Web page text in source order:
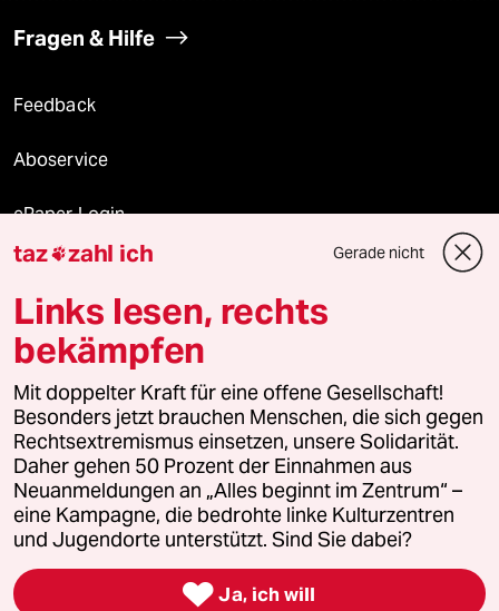
Fragen & Hilfe
Feedback
Aboservice
ePaper Login
Downloads für Abonnierende
© 2026 taz Verlags und Vertriebs GmbH
Alle Rechte vorbehalten. Bei rechtlichen Fragen oder für Genehmigungen
wenden Sie sich bitte an
lizenzen@taz.de
Feedback Redaktionsstatut Kommune-Richtlinien
Leitlinie Informant Datenschutz Impressum AGB
Seitenwende Einwilligungen widerrufen (Ads)
taz zahl ich Gerade nicht
Links lesen, rechts
bekämpfen
Mit doppelter Kraft für eine offene Gesellschaft!
Besonders jetzt brauchen Menschen, die sich gegen
Rechtsextremismus einsetzen, unsere Solidarität.
Daher gehen 50 Prozent der Einnahmen aus
Neuanmeldungen an „Alles beginnt im Zentrum“ –
eine Kampagne, die bedrohte linke Kulturzentren
und Jugendorte unterstützt. Sind Sie dabei?
 Ja, ich will